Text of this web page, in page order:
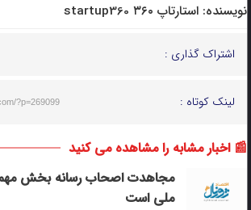
نویسنده: استارتاپ ۳۶۰ startup360
اشتراک گذاری :
لینک کوتاه : ?p=269099
📰 اخبار مشابه را مشاهده می کنید
مجاهدت اصحاب رسانه بخش
ملی است